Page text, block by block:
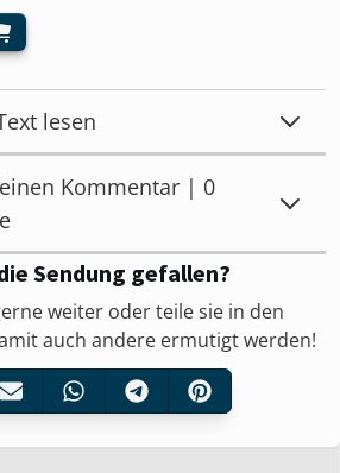
lesen
Kommentar | 0
Sendung gefallen?
weiter oder teile sie in den
auch andere ermutigt werden!